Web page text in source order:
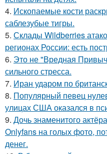
4. Ископаемые кости
саблезубые тигры.
5. Склады Wildberries
регионах России: есть
6. Это не "Вредная
сильного стресса.
7. Иран ударом по
8. Популярный певец
улицах США оказался в
9. Дочь знаменитого
Onlyfans на голых фото,
денег.